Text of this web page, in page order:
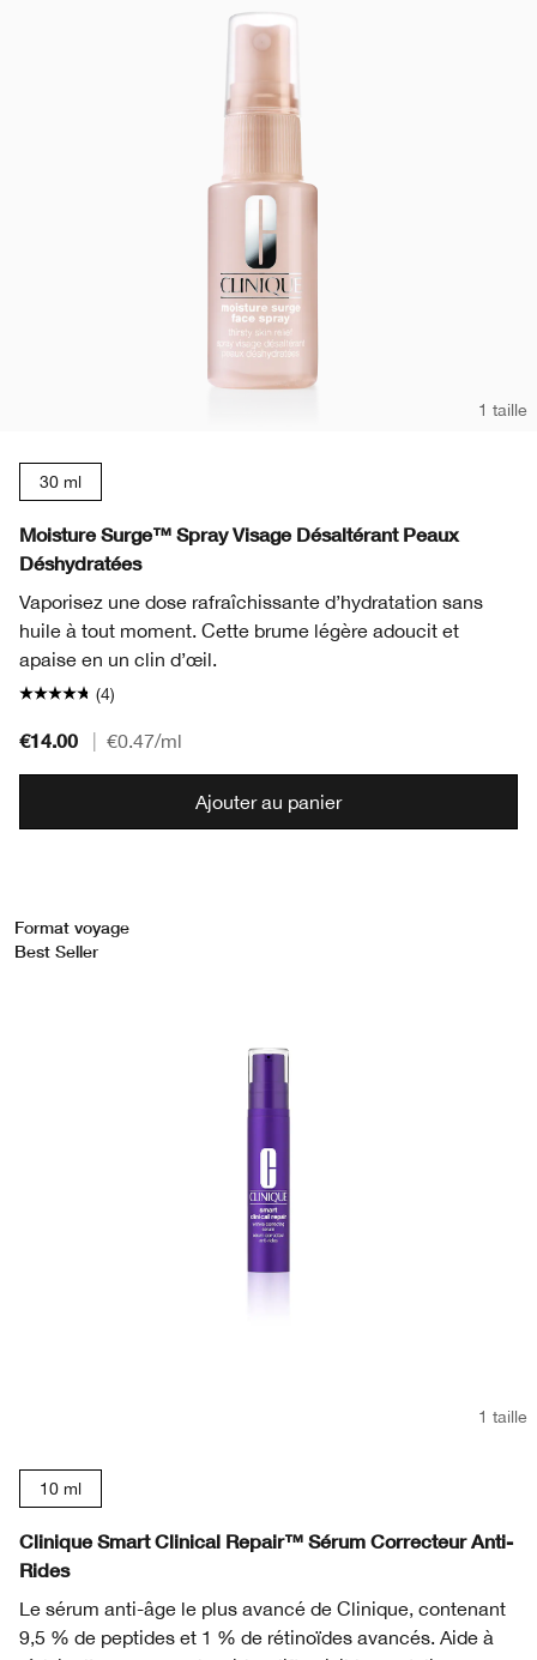
1 taille
30 ml
Moisture Surge™ Spray Visage Désaltérant Peaux
Déshydratées
Vaporisez une dose rafraîchissante d’hydratation sans
huile à tout moment. Cette brume légère adoucit et
apaise en un clin d’œil.
(4)
€14.00 €0.47/ml
Ajouter au panier
Format voyage
Best Seller
1 taille
10 ml
Clinique Smart Clinical Repair™ Sérum Correcteur Anti-
Rides
Le sérum anti-âge le plus avancé de Clinique, contenant
9,5 % de peptides et 1 % de rétinoïdes avancés. Aide à